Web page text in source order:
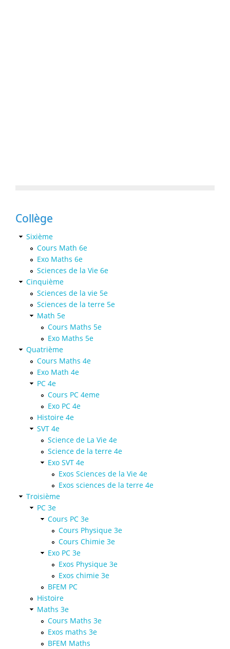
Collège
Sixième
Cours Math 6e
Exo Maths 6e
Sciences de la Vie 6e
Cinquième
Sciences de la vie 5e
Sciences de la terre 5e
Math 5e
Cours Maths 5e
Exo Maths 5e
Quatrième
Cours Maths 4e
Exo Math 4e
PC 4e
Cours PC 4eme
Exo PC 4e
Histoire 4e
SVT 4e
Science de La Vie 4e
Science de la terre 4e
Exo SVT 4e
Exos Sciences de la Vie 4e
Exos sciences de la terre 4e
Troisième
PC 3e
Cours PC 3e
Cours Physique 3e
Cours Chimie 3e
Exo PC 3e
Exos Physique 3e
Exos chimie 3e
BFEM PC
Histoire
Maths 3e
Cours Maths 3e
Exos maths 3e
BFEM Maths